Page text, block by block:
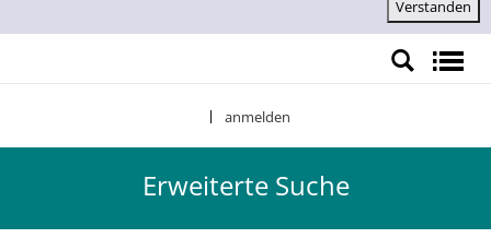
anmelden
Erweiterte Suche